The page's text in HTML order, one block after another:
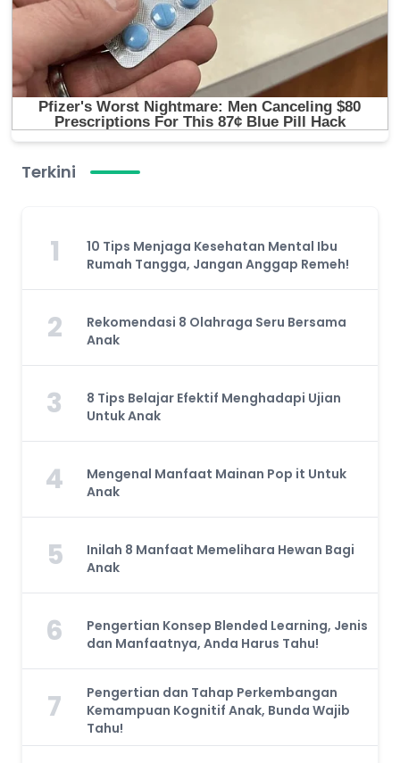
Terkini
1
10 Tips Menjaga Kesehatan Mental Ibu
Rumah Tangga, Jangan Anggap Remeh!
2
Rekomendasi 8 Olahraga Seru Bersama
Anak
3
8 Tips Belajar Efektif Menghadapi Ujian
Untuk Anak
4
Mengenal Manfaat Mainan Pop it Untuk
Anak
5
Inilah 8 Manfaat Memelihara Hewan Bagi
Anak
6
Pengertian Konsep Blended Learning, Jenis
dan Manfaatnya, Anda Harus Tahu!
7
Pengertian dan Tahap Perkembangan
Kemampuan Kognitif Anak, Bunda Wajib
Tahu!